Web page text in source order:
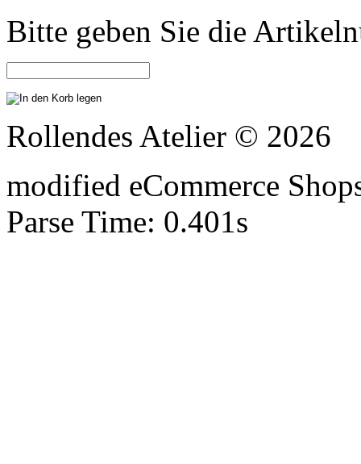
Bitte geben Sie die
Rollendes Atelier © 2026
modified eCommerce
Parse Time: 0.401s